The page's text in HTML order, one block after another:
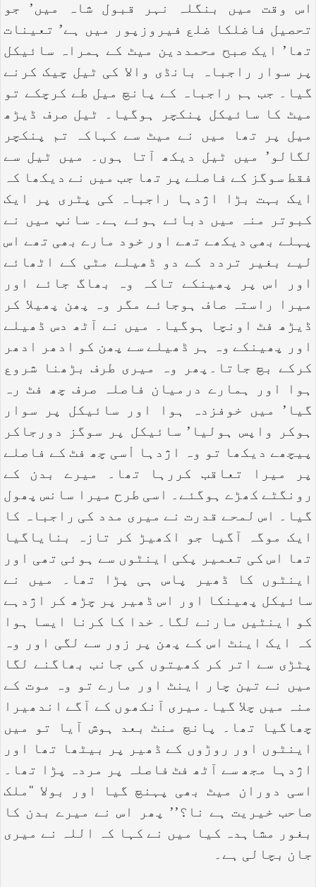
اس وقت میں بنگلہ نہر قبول شاہ میں’ جو
تحصیل فاضلکا ضلع فیروزپور میں ہے’ تعینات
تھا’ ایک صبح محمددین میٹ کے ہمراہ سائیکل
پر سوار راجباہ بانڈی والا کی ٹیل چیک کرنے
گیا۔ جب ہم راجباہ کے پانچ میل طے کرچکے تو
میٹ کا سائیکل پنکچر ہوگیا۔ ٹیل صرف ڈیڑھ
میل پر تھا میں نے میٹ سے کہاکہ تم پنکچر
لگالو’ میں ٹیل دیکھ آتا ہوں۔ میں ٹیل سے
فقط سوگز کے فاصلے پر تھا جب میں نے دیکھا کہ
ایک بہت بڑا اژدہا راجباہ کی پٹری پر ایک
کبوتر منہ میں دبائے ہوئے ہے۔ سانپ میں نے
پہلے بھی دیکھے تھے اور خود مارے بھی تھے اس
لیے بغیر تردد کے دو ڈھیلے مٹی کے اٹھائے
اور اس پر پھینکے تاکہ وہ بھاگ جائے اور
میرا راستہ صاف ہوجائے مگر وہ پھن پھیلا کر
ڈیڑھ فٹ اونچا ہوگیا۔ میں نے آٹھ دس ڈھیلے
اور پھینکے وہ ہر ڈھیلے سے پھن کو ادھر ادھر
کرکے بچ جاتا۔پھر وہ میری طرف بڑھنا شروع
ہوا اور ہمارے درمیان فاصلہ صرف چھ فٹ رہ
گیا’ میں خوفزدہ ہوا اور سائیکل پر سوار
ہوکر واپس ہولیا’ سائیکل پر سوگز دورجاکر
پیچھے دیکھا تو وہ اژدہا اْسی چھ فٹ کے فاصلے
پر میرا تعاقب کررہا تھا۔ میرے بدن کے
رونگٹے کھڑے ہوگئے۔ اسی طرح میرا سانس پھول
گیا۔ اس لمحے قدرت نے میری مدد کی راجباہ کا
ایک موگہ آگیا جو اکھیڑ کر تازہ بنایاگیا
تھا اس کی تعمیر پکی اینٹوں سے ہوئی تھی اور
اینٹوں کا ڈھیر پاس ہی پڑا تھا۔ میں نے
سائیکل پھینکا اور اس ڈھیر پر چڑھ کر اژدہے
کو اینٹیں مارنے لگا۔ خدا کا کرنا ایسا ہوا
کہ ایک اینٹ اس کے پھن پر زور سے لگی اور وہ
پٹڑی سے اتر کر کھیتوں کی جانب بھاگنے لگا
میں نے تین چار اینٹ اور مارے تو وہ موت کے
منہ میں چلا گیا۔میری آنکھوں کے آگے اندھیرا
چھاگیا تھا۔ پانچ منٹ بعد ہوش آیا تو میں
اینٹوں اور روڑوں کے ڈھیر پر بیٹھا تھا اور
اژدہا مجھ سے آٹھ فٹ فاصلہ پر مردہ پڑا تھا۔
اسی دوران میٹ بھی پہنچ گیا اور بولا ‘‘ملک
صاحب خیریت ہے نا؟’’ پھر اس نے میرے بدن کا
بغور مشاہدہ کیا میں نے کہا کہ اللہ نے میری
جان بچالی ہے۔